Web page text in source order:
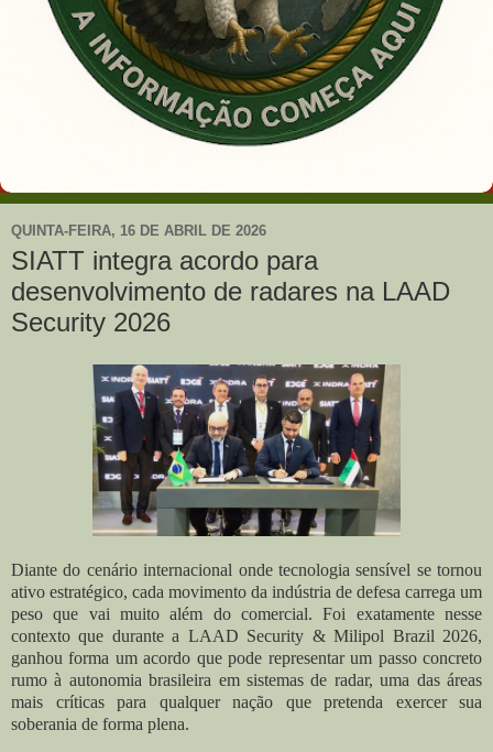
QUINTA-FEIRA, 16 DE ABRIL DE 2026
SIATT integra acordo para
desenvolvimento de radares na LAAD
Security 2026
Diante do cenário internacional onde tecnologia sensível se tornou
ativo estratégico, cada movimento da indústria de defesa carrega um
peso que vai muito além do comercial. Foi exatamente nesse
contexto que durante a LAAD Security & Milipol Brazil 2026,
ganhou forma um acordo que pode representar um passo concreto
rumo à autonomia brasileira em sistemas de radar, uma das áreas
mais críticas para qualquer nação que pretenda exercer sua
soberania de forma plena.